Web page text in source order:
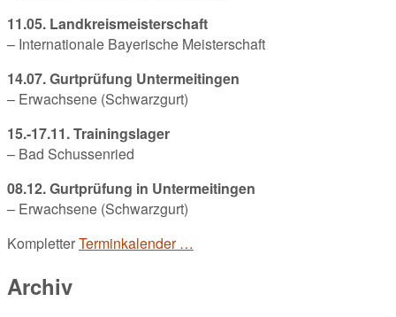
11.05. Landkreismeisterschaft
– Internationale Bayerische Meisterschaft
14.07. Gurtprüfung Untermeitingen
– Erwachsene (Schwarzgurt)
15.-17.11. Trainingslager
– Bad Schussenried
08.12. Gurtprüfung in Untermeitingen
– Erwachsene (Schwarzgurt)
KompletterTerminkalender …
Archiv